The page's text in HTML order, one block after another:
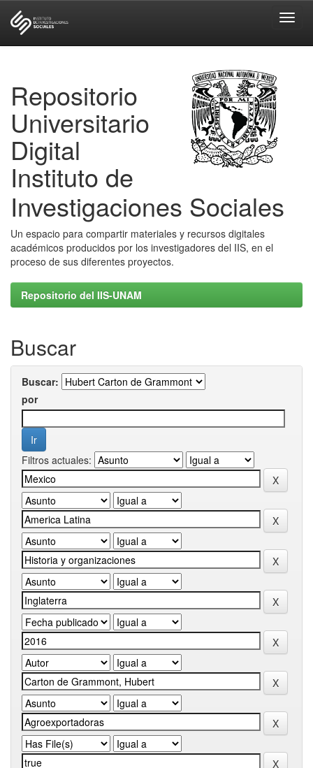
Repositorio
Universitario
Digital
Instituto de
Investigaciones Sociales
Un espacio para compartir materiales y recursos digitales
académicos producidos por los investigadores del IIS, en el
proceso de sus diferentes proyectos.
Repositorio del IIS-UNAM
Buscar
Buscar:
por
Filtros actuales: